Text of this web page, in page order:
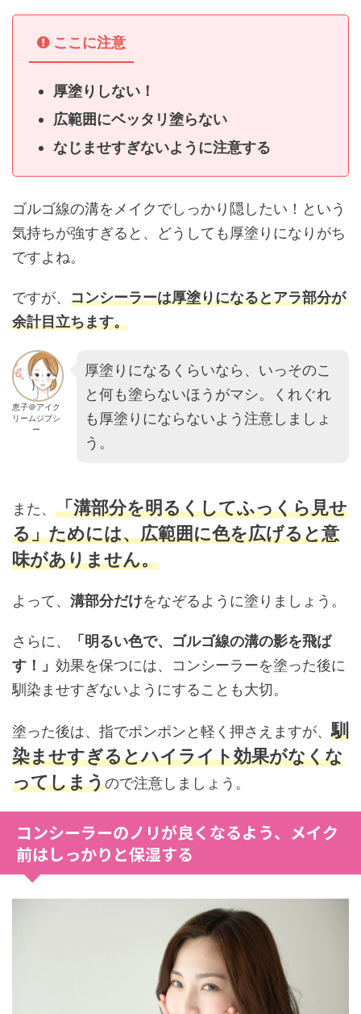
ここに注意
厚塗りしない！
広範囲にベッタリ塗らない
なじませすぎないように注意する
ゴルゴ線の溝をメイクでしっかり隠したい！という
気持ちが強すぎると、どうしても厚塗りになりがち
ですよね。
ですが、 コンシーラーは厚塗りになるとアラ部分が
余計目立ちます。
恵子＠アイク
リームジプシ
ー
厚塗りになるくらいなら、いっそのこ
と何も塗らないほうがマシ。くれぐれ
も厚塗りにならないよう注意しましょ
う。
また、 「溝部分を明るくしてふっくら見せ
る」ためには、広範囲に色を広げると意
味がありません。
よって、 溝部分だけをなぞるように塗りましょう。
さらに、
「明るい色で、ゴルゴ線の溝の影を飛ば
す！」 効果を保つには、コンシーラーを塗った後に
馴染ませすぎないようにすることも大切。
塗った後は、指でポンポンと軽く押さえますが、馴
染ませすぎるとハイライト効果がなくな
ってしまうので注意しましょう。
コンシーラーのノリが良くなるよう、メイク
前はしっかりと保湿する